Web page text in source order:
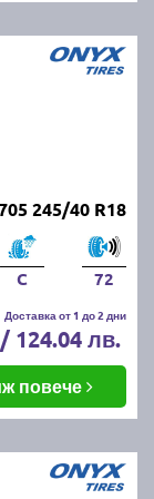
245/40 R18
C 72
Доставка от 1 до 2 дни
124.04 лв.
повече